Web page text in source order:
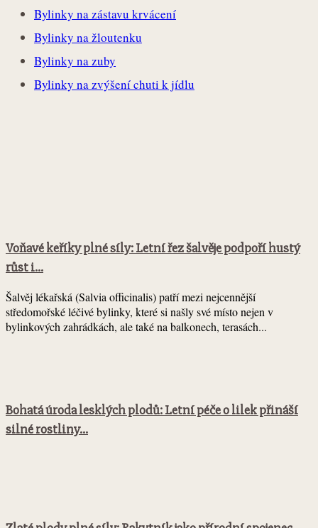
Bylinky na zástavu krvácení
Bylinky na žloutenku
Bylinky na zuby
Bylinky na zvýšení chuti k jídlu
Voňavé keříky plné síly: Letní řez šalvěje podpoří hustý
růst i...
Šalvěj lékařská (Salvia officinalis) patří mezi nejcennější
středomořské léčivé bylinky, které si našly své místo nejen v
bylinkových zahrádkách, ale také na balkonech, terasách...
Bohatá úroda lesklých plodů: Letní péče o lilek přináší
silné rostliny...